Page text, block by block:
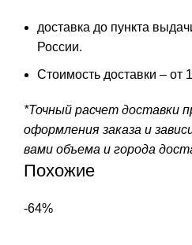
доставка до пункта
России.
Стоимость доставки – от
*Точный расчет доставки
оформления заказа и
вами объема и города
Похожие
-64%